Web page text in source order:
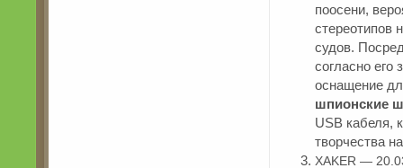
поосени,
стереотипов
судов.
согласно
оснащение
шпионские
USB кабеля,
творчества
XAKER —